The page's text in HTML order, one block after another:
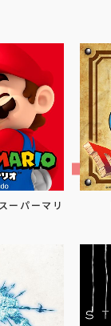
ーパーマリ